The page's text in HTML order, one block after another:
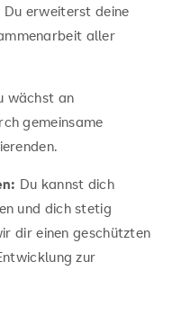
Du erweiterst deine
aller
wächst an
gemeinsame
Du kannst dich
und dich stetig
dir einen geschützten
zur